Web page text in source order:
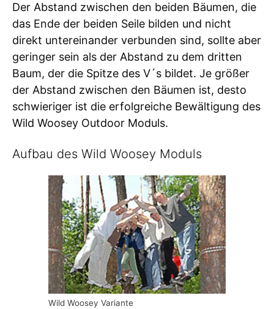
Der Abstand zwischen den beiden Bäumen, die
das Ende der beiden Seile bilden und nicht
direkt untereinander verbunden sind, sollte aber
geringer sein als der Abstand zu dem dritten
Baum, der die Spitze des V´s bildet. Je größer
der Abstand zwischen den Bäumen ist, desto
schwieriger ist die erfolgreiche Bewältigung des
Wild Woosey Outdoor Moduls.
Aufbau des Wild Woosey Moduls
Wild Woosey Variante